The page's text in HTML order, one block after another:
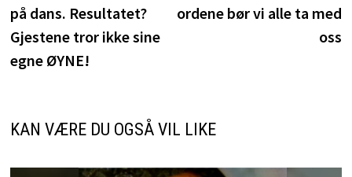
på dans. Resultatet?
Gjestene tror ikke sine
egne ØYNE!
ordene bør vi alle ta med
oss
KAN VÆRE DU OGSÅ VIL LIKE